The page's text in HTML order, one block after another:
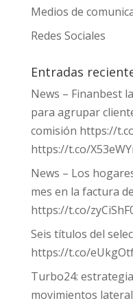
Medios de
Redes Sociales
Entradas
News – Finanbest
para agrupar
comisión https://
https://t.co/
News – Los
mes en la factura
https://t.co/
Seis títulos del
https://t.co/
Turbo24:
movimientos